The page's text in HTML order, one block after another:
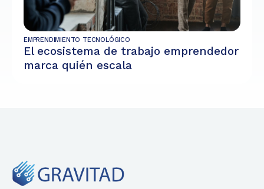
EMPRENDIMIENTO TECNOLÓGICO
El ecosistema de trabajo emprendedor
marca quién escala